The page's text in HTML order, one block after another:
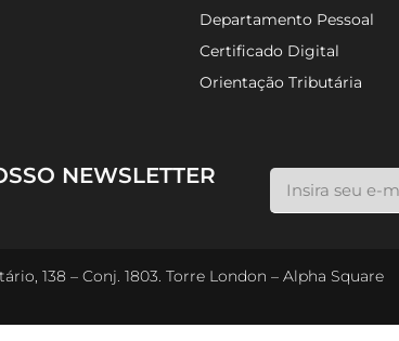
Departamento Pessoal
Certificado Digital
Orientação Tributária
NEWSLETTER
138 – Conj. 1803. Torre London – Alpha Square